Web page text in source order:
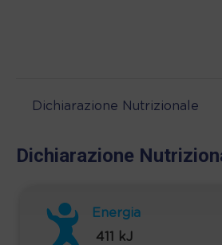
Dichiarazione Nutrizionale
Dichiarazione
Energia
411 kJ